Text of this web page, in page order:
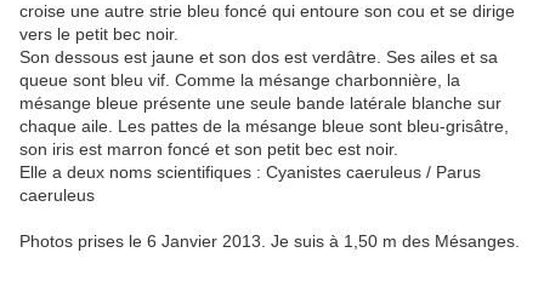
croise une autre strie bleu foncé qui entoure son cou et se dirige
vers le petit bec noir.
Son dessous est jaune et son dos est verdâtre. Ses ailes et sa
queue sont bleu vif. Comme la mésange charbonnière, la
mésange bleue présente une seule bande latérale blanche sur
chaque aile. Les pattes de la mésange bleue sont bleu-grisâtre,
son iris est marron foncé et son petit bec est noir.
Elle a deux noms scientifiques : Cyanistes caeruleus / Parus
caeruleus
Photos prises le 6 Janvier 2013. Je suis à 1,50 m des Mésanges.